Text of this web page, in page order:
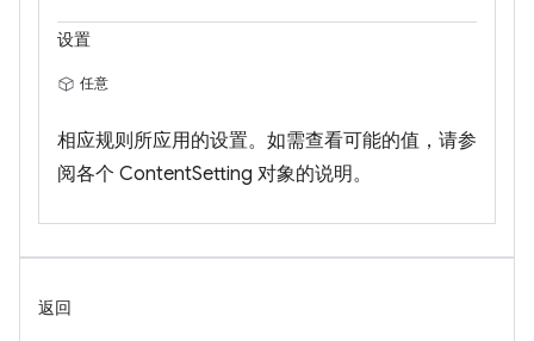
设置
任意
相应规则所应用的设置。如需查看可能的值，请参
阅各个 ContentSetting 对象的说明。
返回